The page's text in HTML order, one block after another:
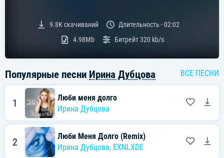
9.8Kскачиваний Длительность -02:02
4.98Mb
Битрейт320 kb/s
Популярные песни Ирина Дубцова ВСЕ ПЕСНИ
1
Люби меня долго
Ирина Дубцова
2
Люби Меня Долго (Remix)
Ирина Дубцова, EXNLXDE